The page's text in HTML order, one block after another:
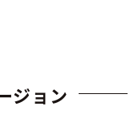
ジョン